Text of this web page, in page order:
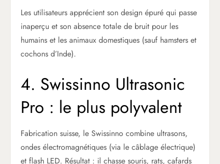
Les utilisateurs apprécient son design épuré qui passe
inaperçu et son absence totale de bruit pour les
humains et les animaux domestiques (sauf hamsters et
cochons d’Inde).
4. Swissinno Ultrasonic
Pro : le plus polyvalent
Fabrication suisse, le Swissinno combine ultrasons,
ondes électromagnétiques (via le câblage électrique)
et flash LED. Résultat : il chasse souris, rats, cafards